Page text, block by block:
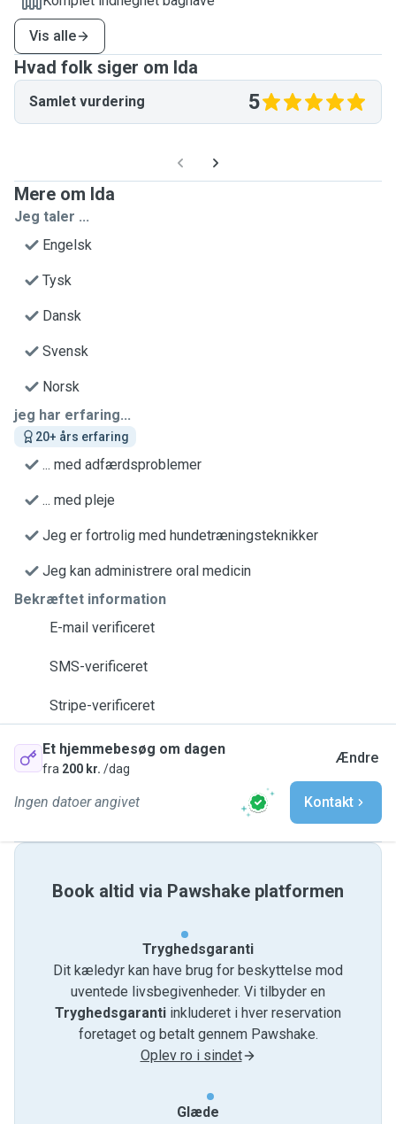
Vis alle
Hvad folk siger om Ida
Samlet vurdering 5
Mere om Ida
Jeg taler ...
Engelsk
Tysk
Dansk
Svensk
Norsk
jeg har erfaring...
20+ års erfaring
... med adfærdsproblemer
... med pleje
Jeg er fortrolig med hundetræningsteknikker
Jeg kan administrere oral medicin
Bekræftet information
E-mail verificeret
SMS-verificeret
Stripe-verificeret
Et hjemmebesøg om dagen
fra 200 kr. /dag
Ændre
Ingen datoer angivet Kontakt
Book altid via Pawshake platformen
Tryghedsgaranti
Dit kæledyr kan have brug for beskyttelse mod
uventede livsbegivenheder. Vi tilbyder en
Tryghedsgaranti inkluderet i hver reservation
foretaget og betalt gennem Pawshake.
Oplev ro i sindet
Glæde